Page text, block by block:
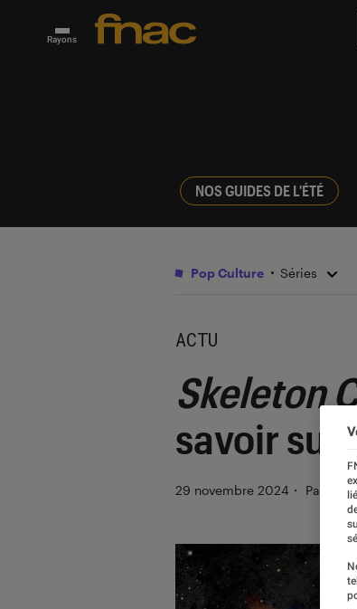
Rayons
NOS GUIDES DE L'ÉTÉ
Pop Culture Séries
ACTU
Skeleton
savoir sur
29 novembre 2024 ・ Par